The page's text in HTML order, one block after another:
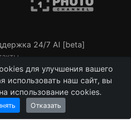
для улучшения вашего
использовать наш сайт, вы
использование cookies.
Отказать
24/7 AI [beta]
and the GooglePrivacy Policyand